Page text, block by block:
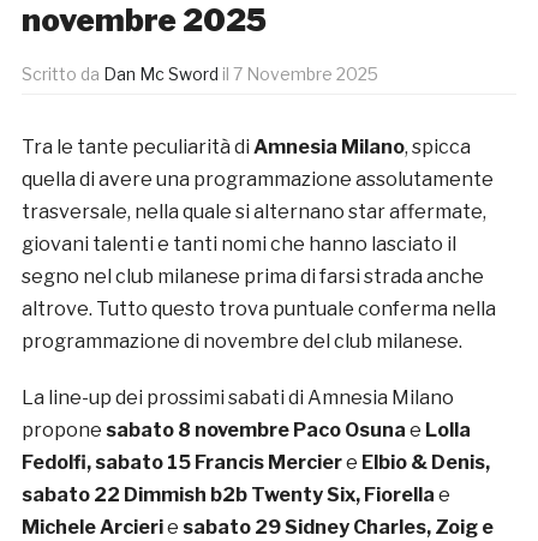
novembre 2025
Scritto da Dan Mc Sword il 7 Novembre 2025
Tra le tante peculiarità di Amnesia Milano, spicca
quella di avere una programmazione assolutamente
trasversale, nella quale si alternano star affermate,
giovani talenti e tanti nomi che hanno lasciato il
segno nel club milanese prima di farsi strada anche
altrove. Tutto questo trova puntuale conferma nella
programmazione di novembre del club milanese.
La line-up dei prossimi sabati di Amnesia Milano
propone sabato 8 novembre Paco Osuna e Lolla
Fedolfi, sabato 15 Francis Merciere Elbio & Denis,
sabato 22 Dimmish b2b Twenty Six, Fiorella e
Michele Arcierie sabato 29 Sidney Charles, Zoig e